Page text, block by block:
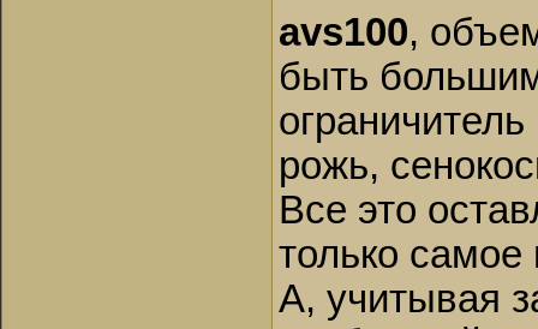
avs100,
быть
рожь,
Все это
только
А, учитывая